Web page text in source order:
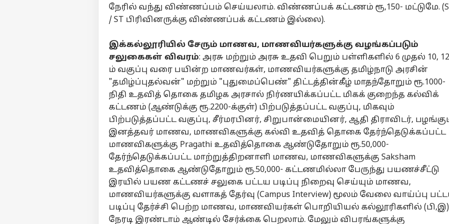
நேரில் வந்து விண்ணப்பம் செய்யலாம். விண்ணப்பக் கட்டணம் ரூ,150- மட்டுமே.
/ ST பிரிவினருக்கு விண்ணப்பக் கட்டணம் இல்லை).
இக்கல்லூரியில் சேரும் மாணவ, மாணவியர்களுக்கு வழங்கப்படும்
சலுகைகள் விவரம்: அரசு மற்றும் அரசு உதவி பெறும் பள்ளிகளில் 6 முதல் 10,
ம் வகுப்பு வரை பயின்ற மாணவர்கள், மாணவியர்களுக்கு தமிழ்நாடு அரசின்
"தமிழ்ப்புதல்வன்" மற்றும் "புதுமைப்பெண்" திட்டத்தின்கீழ் மாதந்தோறும் ரூ.1000-
நிதி உதவித் தொகை தமிழக அரசால் நிர்ணயிக்கப்பட்ட மிகக் குறைந்த கல்விக்
கட்டணம் (ஆண்டுக்கு ரூ.2200-க்குள்) பிற்படுத்தப்பட்ட வகுப்பு, மிகவும்
பிற்படுத்தப்பட்ட வகுப்பு, சீர்மரபினர், சிறுபான்மையினர், ஆதி திராவிடர்,
இனத்தவர் மாணவ, மாணவிகளுக்கு கல்வி உதவித் தொகை தேர்ந்தெடுக்கப்பட்ட
மாணவிகளுக்கு Pragathi உதவித்தொகை ஆண்டுதோறும் ரூ.50,000-
தேர்ந்தெடுக்கப்பட்ட மாற்றுத்திறனாளி மாணவ, மாணவிகளுக்கு Saksham
உதவித்தொகை ஆண்டுதோறும் ரூ.50,000- கட்டணமில்லா பேருந்து பயணச்சீட்டு
இரயில் பயண கட்டணச் சலுகை பட்டய படிப்பு நிறைவு செய்யும் மாணவ,
மாணவியர்களுக்கு வளாகத் தேர்வு (Campus Interview) மூலம் வேலை வாய்ப்பு
படிப்பு தேர்ச்சி பெற்ற மாணவ, மாணவியர்கள் பொறியியல் கல்லூரிகளில் (பி,இ)
நேரடி இரண்டாம் ஆண்டில் சேர்க்கை பெறலாம். மேலும் விபரங்களுக்கு
Hello Guest
எங்களிடம்
விளம்பரம் செய்ய
சுயவிவரம்
வேலைவாய்ப்புகள்
தொடர்புகொள்ள
கருத்துக்கேட்பு
தனியுரிமை
கொள்கை
முக்கிய கட்டுரைகள் டாப் ரீல்ஸ்
கல்வி
மருத்துவ
கலந்தாய்வு
தொடங்கும் தேதி
அறிவிப்பு - மாநில
ஒதுக்கீடு
எப்போது? கடைசி
நாள் என்ன?
தமிழ்நாடு
திருவண்ணாமலை
புறவழிச்சாலை
திட்டம் ரெடி - சாமி
பொருளாதாரம் -
100KM ஸ்பீட்
தமிழ்நாடு
CM Vijay:
இயற்கையே எங்க
அண்ணன் பக்கம்
தான்.. காவிரி
விவகாரத்தில்
விஜய்க்கு குவியும்
பாராட்டு!
விளையாட்டு உலகம் ஆட்டோ